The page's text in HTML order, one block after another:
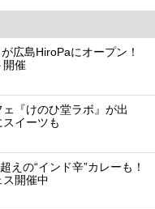
広島HiroPaにオープン！
開催
『けのひ堂ラボ』が出
イーツも
えの“インド辛”カレーも！
ス開催中